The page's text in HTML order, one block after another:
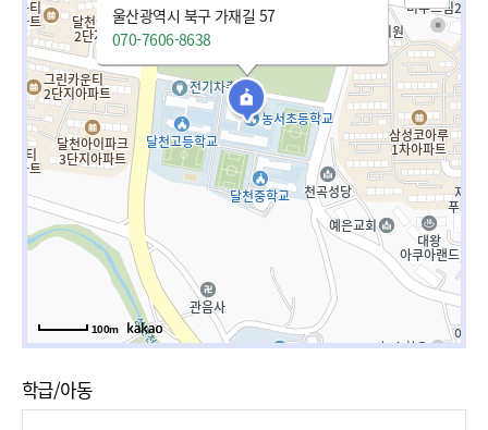
울산광역시 북구 가재길 57
070-7606-8638
100m
학급/아동